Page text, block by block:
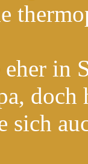
in
doch
sich